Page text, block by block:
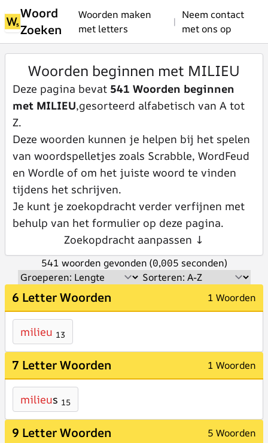
Woord
Zoeken
Woorden maken
met letters
|
Neem contact
met ons op
Woorden beginnen met MILIEU
Deze pagina bevat 541 Woorden beginnen
met MILIEU,gesorteerd alfabetisch van A tot
Z.
Deze woorden kunnen je helpen bij het spelen
van woordspelletjes zoals Scrabble, WordFeud
en Wordle of om het juiste woord te vinden
tijdens het schrijven.
Je kunt je zoekopdracht verder verfijnen met
behulp van het formulier op deze pagina.
Zoekopdracht aanpassen ↓
541 woorden gevonden (0,005 seconden)
6 Letter Woorden 1 Woorden
milieu 13
7 Letter Woorden 1 Woorden
milieus 15
9 Letter Woorden 5 Woorden